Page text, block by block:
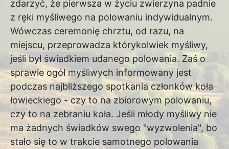
zdarzyć, że pierwsza w życiu zwierzyna padnie
z ręki myśliwego na polowaniu indywidualnym.
Wówczas ceremonię chrztu, od razu, na
miejscu, przeprowadza którykolwiek myśliwy,
jeśli był świadkiem udanego polowania. Zaś o
sprawie ogół myśliwych informowany jest
podczas najbliższego spotkania członków koła
łowieckiego - czy to na zbiorowym polowaniu,
czy to na zebraniu koła. Jeśli młody myśliwy nie
ma żadnych świadków swego "wyzwolenia", bo
stało się to w trakcie samotnego polowania